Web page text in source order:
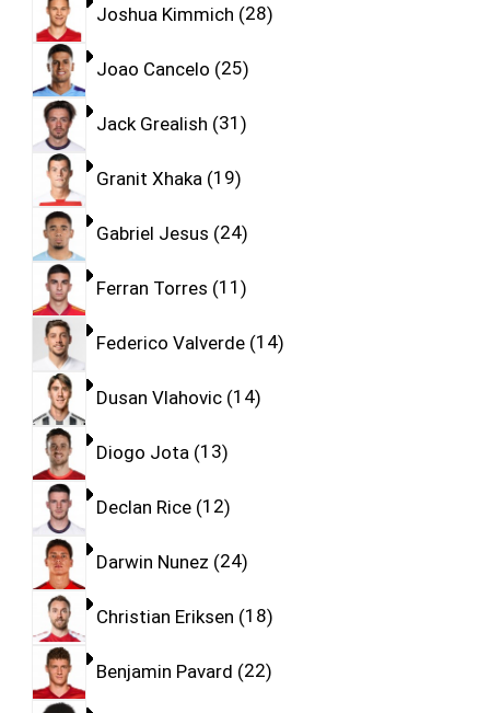
Joshua Kimmich 28
Joao Cancelo 25
Jack Grealish 31
Granit Xhaka 19
Gabriel Jesus 24
Ferran Torres 11
Federico Valverde 14
Dusan Vlahovic 14
Diogo Jota 13
Declan Rice 12
Darwin Nunez 24
Christian Eriksen 18
Benjamin Pavard 22